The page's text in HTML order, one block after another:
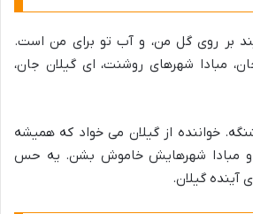
بر روی گل من، و آب تو برای من است.
مبادا شهرهای روشنت، ای گیلان جان،
خواننده از گیلان می خواد که همیشه
و مبادا شهرهایش خاموش بشن. یه حس
آینده گیلان.